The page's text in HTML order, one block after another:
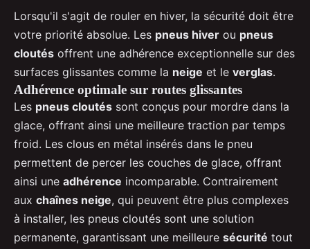
Lorsqu'il s'agit de rouler en hiver, la sécurité doit être
votre priorité absolue. Les pneus hiver ou pneus
cloutés offrent une adhérence exceptionnelle sur des
surfaces glissantes comme la neige et le verglas.
Adhérence optimale sur routes glissantes
Les pneus cloutés sont conçus pour mordre dans la
glace, offrant ainsi une meilleure traction par temps
froid. Les clous en métal insérés dans le pneu
permettent de percer les couches de glace, offrant
ainsi une adhérence incomparable. Contrairement
aux chaînes neige, qui peuvent être plus complexes
à installer, les pneus cloutés sont une solution
permanente, garantissant une meilleure sécurité tout